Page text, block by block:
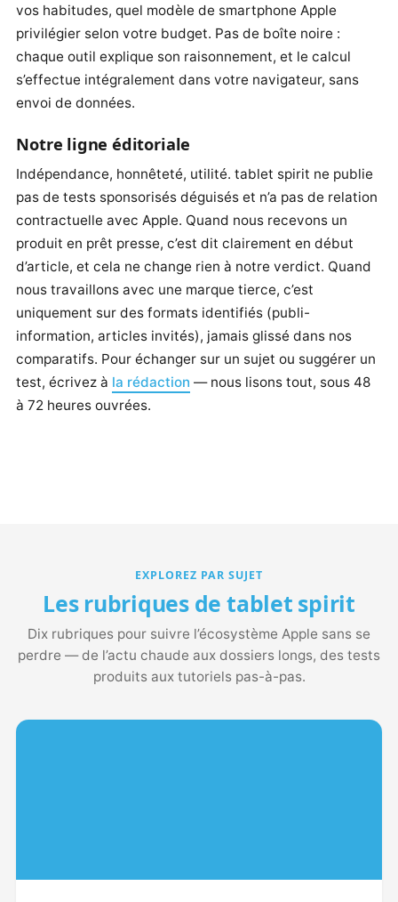
vos habitudes, quel modèle de smartphone Apple
privilégier selon votre budget. Pas de boîte noire :
chaque outil explique son raisonnement, et le calcul
s’effectue intégralement dans votre navigateur, sans
envoi de données.
Notre ligne éditoriale
Indépendance, honnêteté, utilité. tablet spirit ne publie
pas de tests sponsorisés déguisés et n’a pas de relation
contractuelle avec Apple. Quand nous recevons un
produit en prêt presse, c’est dit clairement en début
d’article, et cela ne change rien à notre verdict. Quand
nous travaillons avec une marque tierce, c’est
uniquement sur des formats identifiés (publi-
information, articles invités), jamais glissé dans nos
comparatifs. Pour échanger sur un sujet ou suggérer un
test, écrivez à la rédaction — nous lisons tout, sous 48
à 72 heures ouvrées.
EXPLOREZ PAR SUJET
Les rubriques de tablet spirit
Dix rubriques pour suivre l’écosystème Apple sans se
perdre — de l’actu chaude aux dossiers longs, des tests
produits aux tutoriels pas-à-pas.